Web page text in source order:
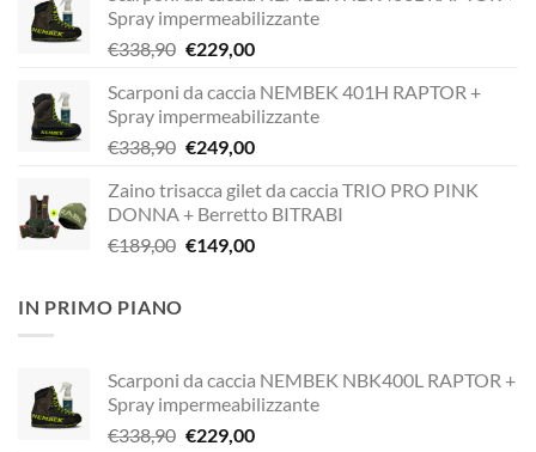
Spray impermeabilizzante
€338,90 Il
originale
era:
€338,90.
€229,00Il
attuale
è:
€229,00.
Scarponi da caccia NEMBEK 401H RAPTOR +
Spray impermeabilizzante
€338,90 Il
originale
era:
€338,90.
€249,00Il
attuale
è:
€249,00.
Zaino trisacca gilet da caccia TRIO PRO PINK
DONNA + Berretto BITRABI
€189,00 Il
€149,00Il
IN PRIMO PIANO
Scarponi da caccia NEMBEK NBK400L RAPTOR +
Spray impermeabilizzante
€338,90 Il
€229,00Il